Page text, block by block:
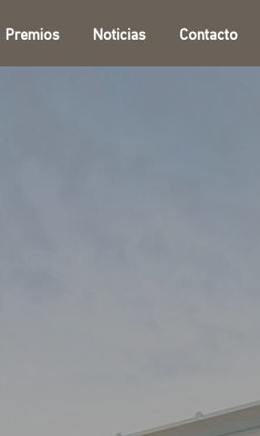
Premios Noticias Contacto